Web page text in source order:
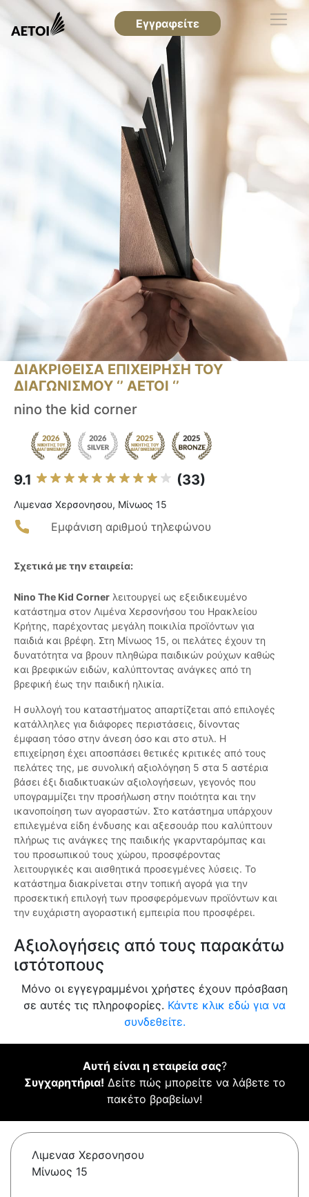
Εγγραφείτε
ΔΙΑΚΡΙΘΕΙΣΑ ΕΠΙΧΕΙΡΗΣΗ ΤΟΥ
ΔΙΑΓΩΝΙΣΜΟΥ ‘’ ΑΕΤΟΙ ‘’
nino the kid corner
9.1 (33)
Λιμενασ Χερσονησου, Μίνωος 15
Εμφάνιση αριθμού τηλεφώνου
Σχετικά με την εταιρεία:
Nino The Kid Corner λειτουργεί ως εξειδικευμένο
κατάστημα στον Λιμένα Χερσονήσου του Ηρακλείου
Κρήτης, παρέχοντας μεγάλη ποικιλία προϊόντων για
παιδιά και βρέφη. Στη Μίνωος 15, οι πελάτες έχουν τη
δυνατότητα να βρουν πληθώρα παιδικών ρούχων καθώς
και βρεφικών ειδών, καλύπτοντας ανάγκες από τη
βρεφική έως την παιδική ηλικία.
Η συλλογή του καταστήματος απαρτίζεται από επιλογές
κατάλληλες για διάφορες περιστάσεις, δίνοντας
έμφαση τόσο στην άνεση όσο και στο στυλ. Η
επιχείρηση έχει αποσπάσει θετικές κριτικές από τους
πελάτες της, με συνολική αξιολόγηση 5 στα 5 αστέρια
βάσει έξι διαδικτυακών αξιολογήσεων, γεγονός που
υπογραμμίζει την προσήλωση στην ποιότητα και την
ικανοποίηση των αγοραστών. Στο κατάστημα υπάρχουν
επιλεγμένα είδη ένδυσης και αξεσουάρ που καλύπτουν
πλήρως τις ανάγκες της παιδικής γκαρνταρόμπας και
του προσωπικού τους χώρου, προσφέροντας
λειτουργικές και αισθητικά προσεγμένες λύσεις. Το
κατάστημα διακρίνεται στην τοπική αγορά για την
προσεκτική επιλογή των προσφερόμενων προϊόντων και
την ευχάριστη αγοραστική εμπειρία που προσφέρει.
Αξιολογήσεις από τους παρακάτω
ιστότοπους
Μόνο οι εγγεγραμμένοι χρήστες έχουν πρόσβαση
σε αυτές τις πληροφορίες. Κάντε κλικ εδώ για να
συνδεθείτε.
Αυτή είναι η εταιρεία σας?
Συγχαρητήρια! Δείτε πώς μπορείτε να λάβετε το
πακέτο βραβείων!
Λιμενασ Χερσονησου
Μίνωος 15